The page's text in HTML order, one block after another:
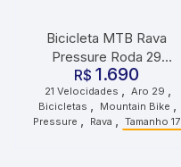
Bicicleta MTB Rava
Pressure Roda 29
Tamanho 17 21
Velocidades Preto Verde
R$ 1.690
21 Velocidades Aro 29
Bicicletas Mountain Bike
Pressure Rava Tamanho 17